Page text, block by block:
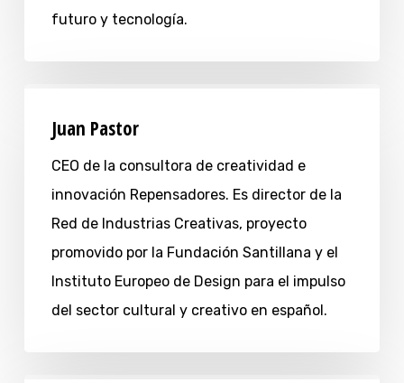
futuro y tecnología.
Juan Pastor
CEO de la consultora de creatividad e
innovación Repensadores. Es director de la
Red de Industrias Creativas, proyecto
promovido por la Fundación Santillana y el
Instituto Europeo de Design para el impulso
del sector cultural y creativo en español.